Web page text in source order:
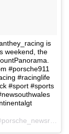
is
weekend, the
#porsche911
#racinglife
#sport #sports
am